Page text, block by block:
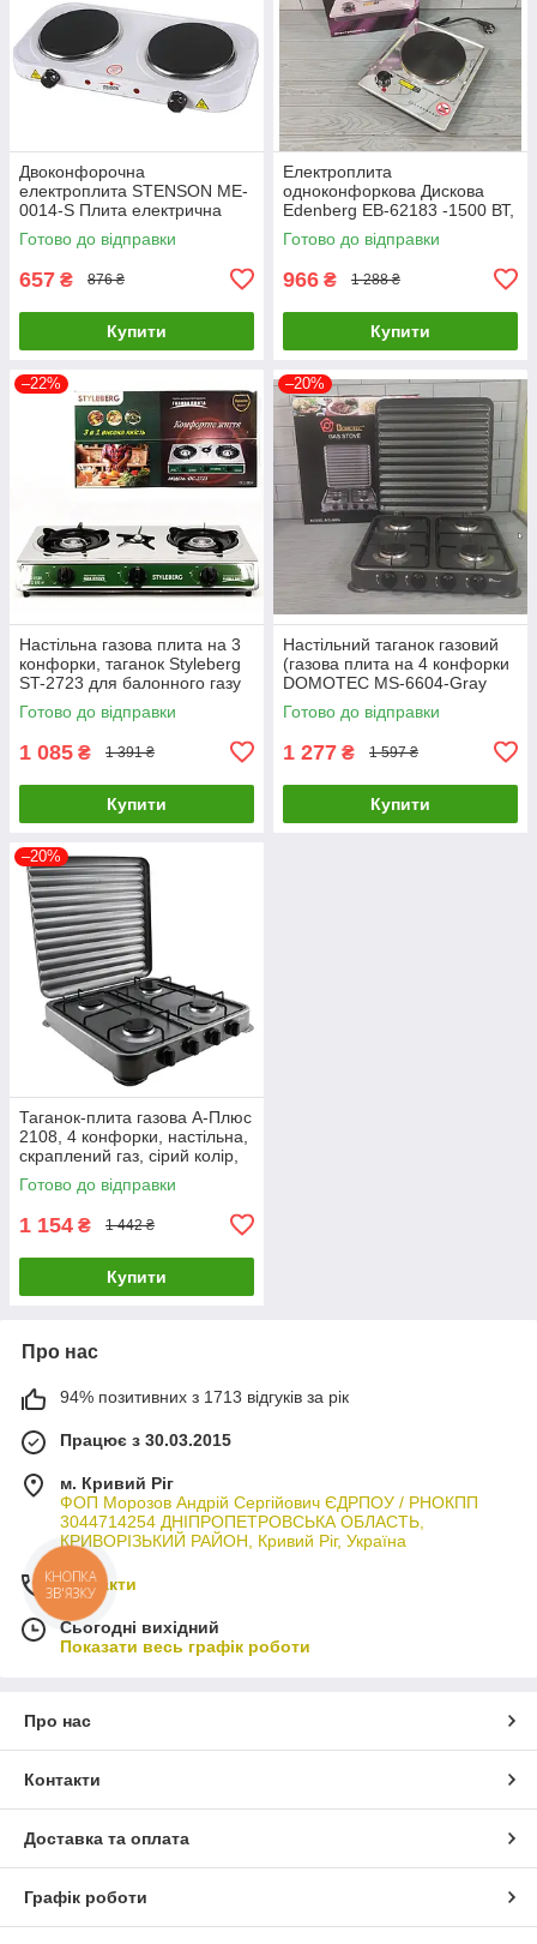
Двоконфорочна
електроплита STENSON ME-
0014-S Плита електрична
настільна
Готово до відправки
657 ₴ 876 ₴
Купити
Електроплита
одноконфоркова Дискова
Edenberg EB-62183 -1500 ВТ,
мініплада 1 конфорка
настільна побутова
Готово до відправки
966 ₴ 1 288 ₴
Купити
–22%
Настільна газова плита на 3
конфорки, таганок Styleberg
ST-2723 для балонного газу
для дому та дачі
Готово до відправки
1 085 ₴ 1 391 ₴
Купити
–20%
Настільний таганок газовий
(газова плита на 4 конфорки
DOMOTEC MS-6604-Gray
Готово до відправки
1 277 ₴ 1 597 ₴
Купити
–20%
Таганок-плита газова А-Плюс
2108, 4 конфорки, настільна,
скраплений газ, сірий колір,
для дому та дачі
Готово до відправки
1 154 ₴ 1 442 ₴
Купити
Про нас
94% позитивних з 1713 відгуків за рік
Працює з 30.03.2015
м. Кривий Ріг
ФОП Морозов Андрій Сергійович ЄДРПОУ / РНОКПП
3044714254 ДНІПРОПЕТРОВСЬКА ОБЛАСТЬ,
КРИВОРІЗЬКИЙ РАЙОН, Кривий Ріг, Україна
Контакти
Сьогодні вихідний
Показати весь графік роботи
Про нас
Контакти
Доставка та оплата
Графік роботи
КНОПКА
ЗВ'ЯЗКУ